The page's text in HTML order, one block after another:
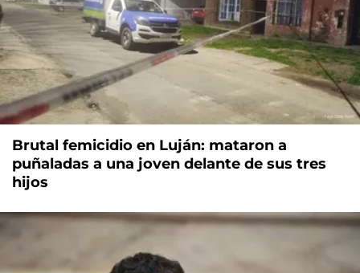
Brutal femicidio en Luján: mataron a
puñaladas a una joven delante de sus tres
hijos